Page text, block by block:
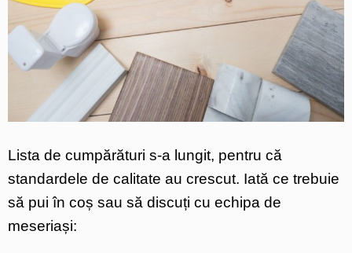
Lista de cumpărături s-a lungit, pentru că
standardele de calitate au crescut. Iată ce trebuie
să pui în coș sau să discuți cu echipa de
meseriași: